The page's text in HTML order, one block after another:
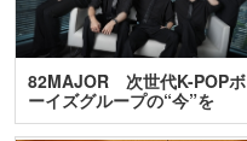
82MAJOR 次世代K-POPボ
ーイズグループの“今”を
訊…